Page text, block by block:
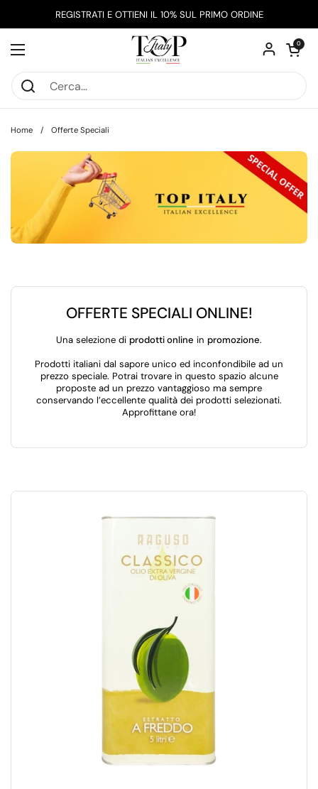
REGISTRATI E OTTIENI IL 10% SUL PRIMO ORDINE
Apri menu
Apri
0
Home / Offerte Speciali
OFFERTE SPECIALI ONLINE!
Una selezione di prodotti online in promozione.
Prodotti italiani dal sapore unico ed inconfondibile ad un
prezzo speciale. Potrai trovare in questo spazio alcune
proposte ad un prezzo vantaggioso ma sempre
conservando l’eccellente qualità dei prodotti selezionati.
Approfittane ora!